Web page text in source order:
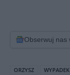
Obserwuj nas
ORZYSZ WYPADEK